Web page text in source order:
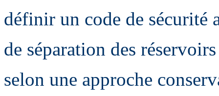
définir un code de sécurité
de séparation des
selon une approche